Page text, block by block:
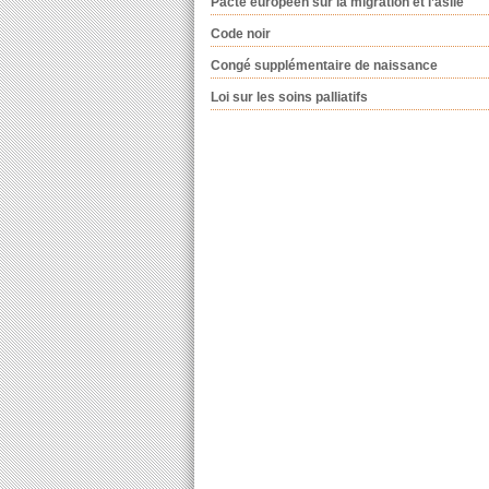
Code noir
Congé supplémentaire de naissance
Loi sur les soins palliatifs